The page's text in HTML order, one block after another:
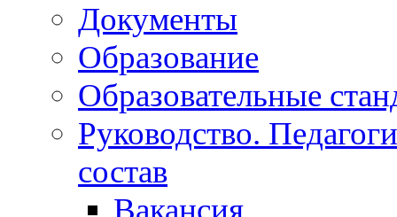
Документы
Образование
Образовательные
Руководство.
состав
Вакансия